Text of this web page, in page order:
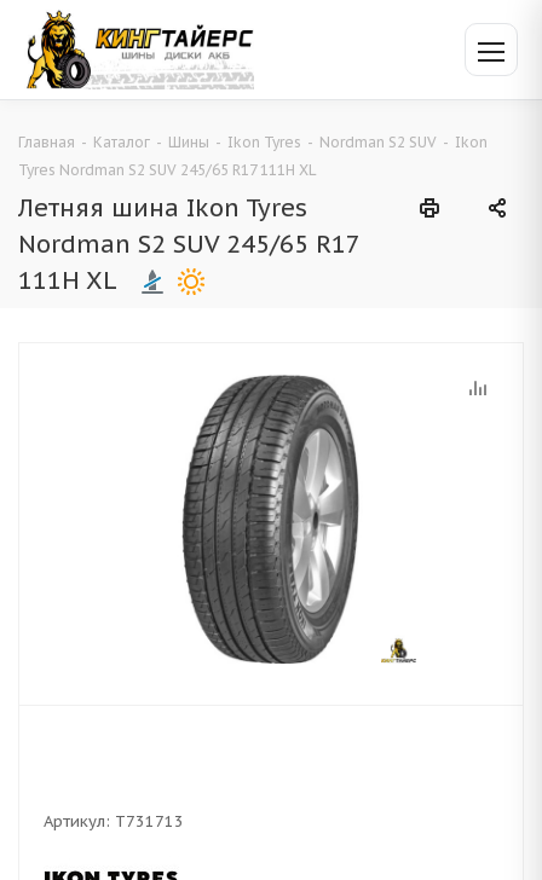
Главная - Каталог - Шины - Ikon Tyres - Nordman S2 SUV - Ikon
Tyres Nordman S2 SUV 245/65 R17 111H XL
Летняя шина Ikon Tyres
Nordman S2 SUV 245/65 R17
111H XL
Артикул: T731713